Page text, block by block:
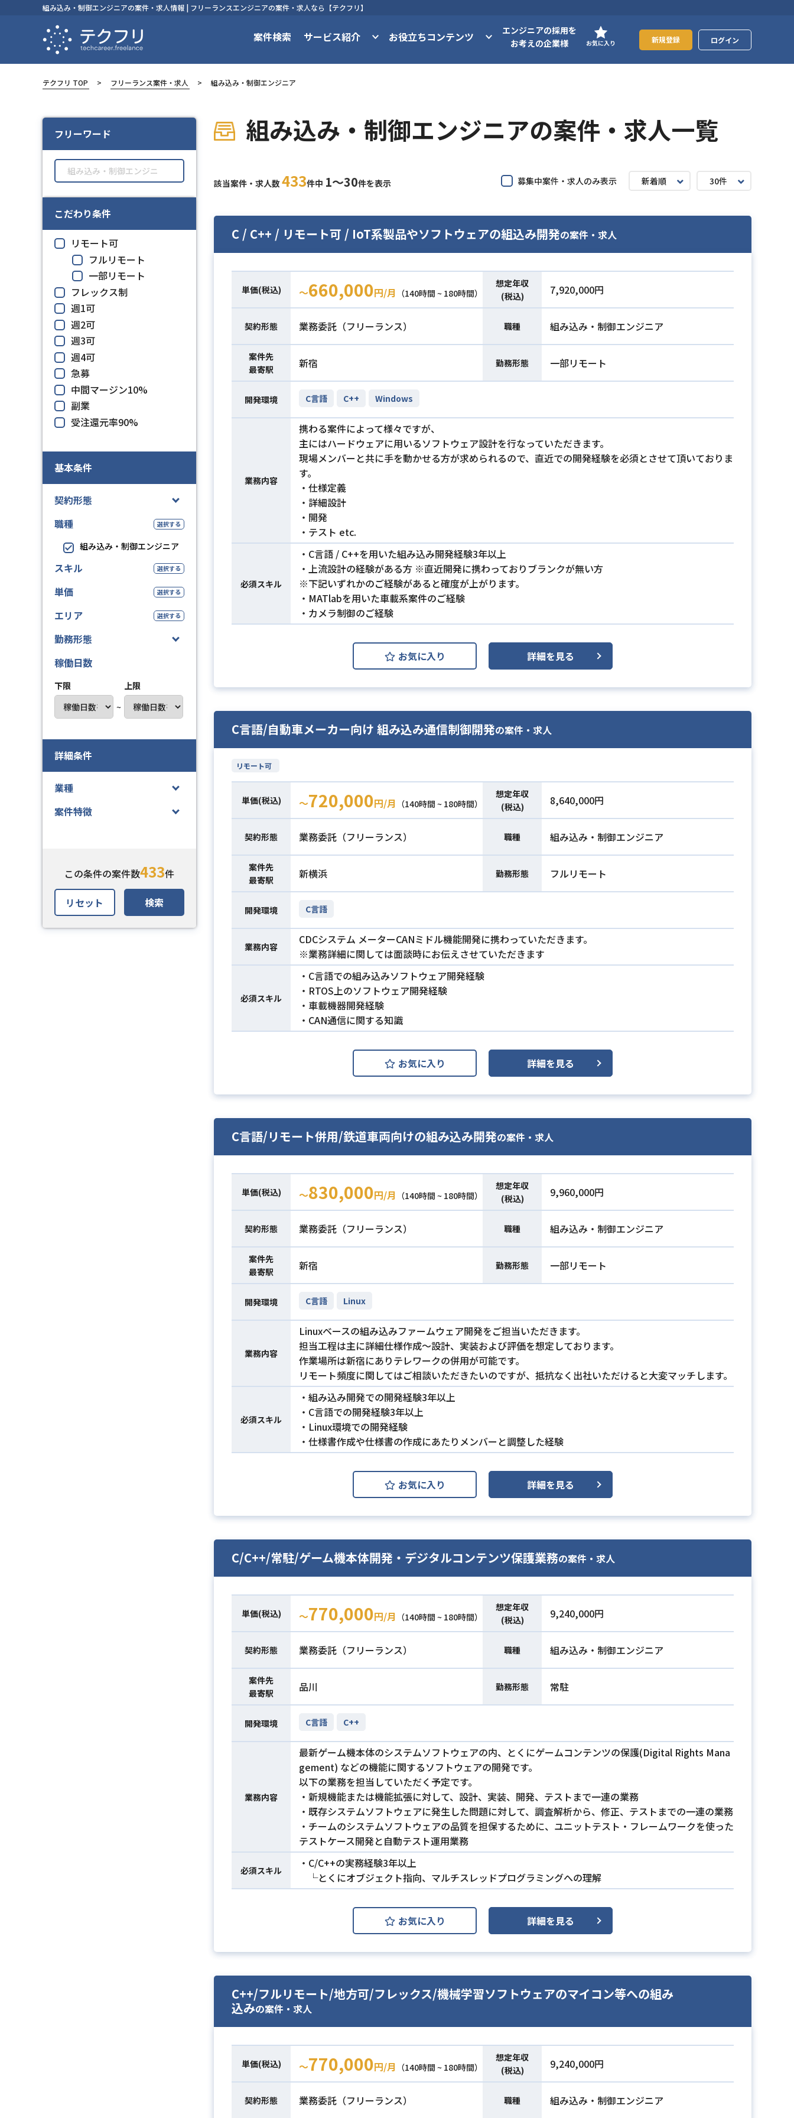
組み込み・制御エンジニアの案件・求人情報 | フリーランスエンジニアの案件・求人なら【テクフリ】
案件検索 サービス紹介 お役立ちコンテンツ
エンジニアの採用を
お考えの企業様
お気に入り 新規登録 ログイン
テクフリ TOP フリーランス案件・求人 組み込み・制御エンジニア
フリーワード
こだわり条件
リモート可
フルリモート
一部リモート
フレックス制
週1可
週2可
週3可
週4可
急募
中間マージン10%
副業
受注還元率90%
基本条件
契約形態
職種
選択する
組み込み・制御エンジニア
スキル 選択する
単価 選択する
エリア 選択する
勤務形態
稼働日数
下限
~
上限
詳細条件
業種
案件特徴
この条件の案件数433件
リセット 検索
組み込み・制御エンジニアの案件・求人一覧
該当案件・求人数433件中 1〜30件を表示 募集中案件・求人のみ表示 新着順 30件
C / C++ / リモート可 / IoT系製品やソフトウェアの組込み開発の案件・求人
単価(税込) 〜660,000円/月 （140時間 ~ 180時間）
想定年収
(税込)
7,920,000円
契約形態 業務委託（フリーランス） 職種 組み込み・制御エンジニア
案件先
最寄駅
新宿 勤務形態 一部リモート
開発環境 C言語 C++ Windows
業務内容
携わる案件によって様々ですが、
主にはハードウェアに用いるソフトウェア設計を行なっていただきます。
現場メンバーと共に手を動かせる方が求められるので、直近での開発経験を必須とさせて頂いておりま
す。
・仕様定義
・詳細設計
・開発
・テスト etc.
必須スキル
・C言語 / C++を用いた組み込み開発経験3年以上
・上流設計の経験がある方 ※直近開発に携わっておりブランクが無い方
※下記いずれかのご経験があると確度が上がります。
・MATlabを用いた車載系案件のご経験
・カメラ制御のご経験
お気に入り 詳細を見る
C言語/自動車メーカー向け 組み込み通信制御開発の案件・求人
リモート可
単価(税込) 〜720,000円/月 （140時間 ~ 180時間）
想定年収
(税込)
8,640,000円
契約形態 業務委託（フリーランス） 職種 組み込み・制御エンジニア
案件先
最寄駅
新横浜 勤務形態 フルリモート
開発環境 C言語
業務内容
CDCシステム メーターCANミドル機能開発に携わっていただきます。
※業務詳細に関しては面談時にお伝えさせていただきます
必須スキル
・C言語での組み込みソフトウェア開発経験
・RTOS上のソフトウェア開発経験
・車載機器開発経験
・CAN通信に関する知識
お気に入り 詳細を見る
C言語/リモート併用/鉄道車両向けの組み込み開発の案件・求人
単価(税込) 〜830,000円/月 （140時間 ~ 180時間）
想定年収
(税込)
9,960,000円
契約形態 業務委託（フリーランス） 職種 組み込み・制御エンジニア
案件先
最寄駅
新宿 勤務形態 一部リモート
開発環境 C言語 Linux
業務内容
Linuxベースの組み込みファームウェア開発をご担当いただきます。
担当工程は主に詳細仕様作成〜設計、実装および評価を想定しております。
作業場所は新宿にありテレワークの併用が可能です。
リモート頻度に関してはご相談いただきたいのですが、抵抗なく出社いただけると大変マッチします。
必須スキル
・組み込み開発での開発経験3年以上
・C⾔語での開発経験3年以上
・Linux環境での開発経験
・仕様書作成や仕様書の作成にあたりメンバーと調整した経験
お気に入り 詳細を見る
C/C++/常駐/ゲーム機本体開発・デジタルコンテンツ保護業務の案件・求人
単価(税込) 〜770,000円/月 （140時間 ~ 180時間）
想定年収
(税込)
9,240,000円
契約形態 業務委託（フリーランス） 職種 組み込み・制御エンジニア
案件先
最寄駅
品川 勤務形態 常駐
開発環境 C言語 C++
業務内容
最新ゲーム機本体のシステムソフトウェアの内、とくにゲームコンテンツの保護(Digital Rights Mana
gement) などの機能に関するソフトウェアの開発です。
以下の業務を担当していただく予定です。
・新規機能または機能拡張に対して、設計、実装、開発、テストまで一連の業務
・既存システムソフトウェアに発生した問題に対して、調査解析から、修正、テストまでの一連の業務
・チームのシステムソフトウェアの品質を担保するために、ユニットテスト・フレームワークを使った
テストケース開発と自動テスト運用業務
必須スキル
・C/C++の実務経験3年以上
└とくにオブジェクト指向、マルチスレッドプログラミングへの理解
お気に入り 詳細を見る
C++/フルリモート/地方可/フレックス/機械学習ソフトウェアのマイコン等への組み
込みの案件・求人
単価(税込) 〜770,000円/月 （140時間 ~ 180時間）
想定年収
(税込)
9,240,000円
契約形態 業務委託（フリーランス） 職種 組み込み・制御エンジニア